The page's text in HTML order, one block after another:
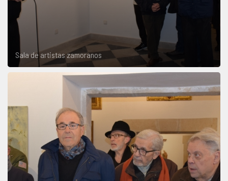
Sala de artistas zamoranos